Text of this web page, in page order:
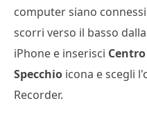
computer siano
scorri verso il basso
iPhone e inserisci
Specchio icona e scegli
Recorder.